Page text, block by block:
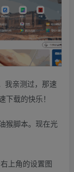
我亲测过，那速
载的快乐！
猴脚本。现在光
上角的设置图